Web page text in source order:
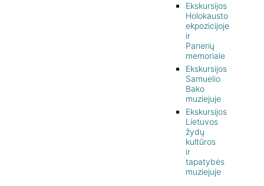
Ekskursijos
Holokausto
ekpozicijoje
ir
Panerių
memoriale
Ekskursijos
Samuelio
Bako
muziejuje
Ekskursijos
Lietuvos
žydų
kultūros
ir
tapatybės
muziejuje